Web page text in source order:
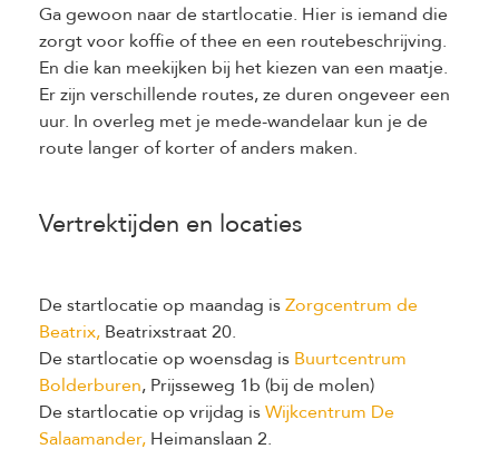
Ga gewoon naar de startlocatie. Hier is iemand die
zorgt voor koffie of thee en een routebeschrijving.
En die kan meekijken bij het kiezen van een maatje.
Er zijn verschillende routes, ze duren ongeveer een
uur. In overleg met je mede-wandelaar kun je de
route langer of korter of anders maken.
Vertrektijden en locaties
De startlocatie op maandag isZorgcentrum de
Beatrix, Beatrixstraat 20.
De startlocatie op woensdag is Buurtcentrum
Bolderburen, Prijsseweg 1b (bij de molen)
De startlocatie op vrijdag isWijkcentrum De
Salaamander, Heimanslaan 2.